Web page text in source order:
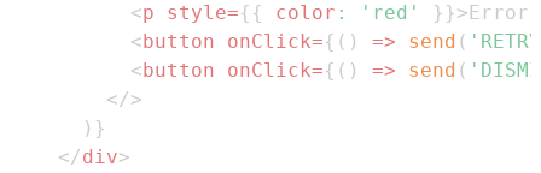
<p style={ { color : 'red' } }>
<button onClick={ ( ) => send (
<button onClick={ ( ) => send (
</>
) }
</div>